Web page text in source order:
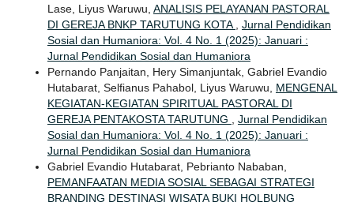
Lase, Liyus Waruwu, ANALISIS PELAYANAN PASTORAL
DI GEREJA BNKP TARUTUNG KOTA
Jurnal Pendidikan
Sosial dan Humaniora: Vol. 4 No. 1 (2025): Januari :
Jurnal Pendidikan Sosial dan Humaniora
Pernando Panjaitan, Hery Simanjuntak, Gabriel Evandio
Hutabarat, Selfianus Pahabol, Liyus Waruwu, MENGENAL
KEGIATAN-KEGIATAN SPIRITUAL PASTORAL DI
GEREJA PENTAKOSTA TARUTUNG
Jurnal Pendidikan
Sosial dan Humaniora: Vol. 4 No. 1 (2025): Januari :
Jurnal Pendidikan Sosial dan Humaniora
Gabriel Evandio Hutabarat, Pebrianto Nababan,
PEMANFAATAN MEDIA SOSIAL SEBAGAI STRATEGI
BRANDING DESTINASI WISATA BUKI HOLBUNG